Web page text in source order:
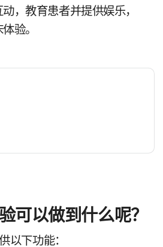
，​教育​患者​并​提供​娱乐，​
验。
可以​做​到​什么​呢？
以下功​能：